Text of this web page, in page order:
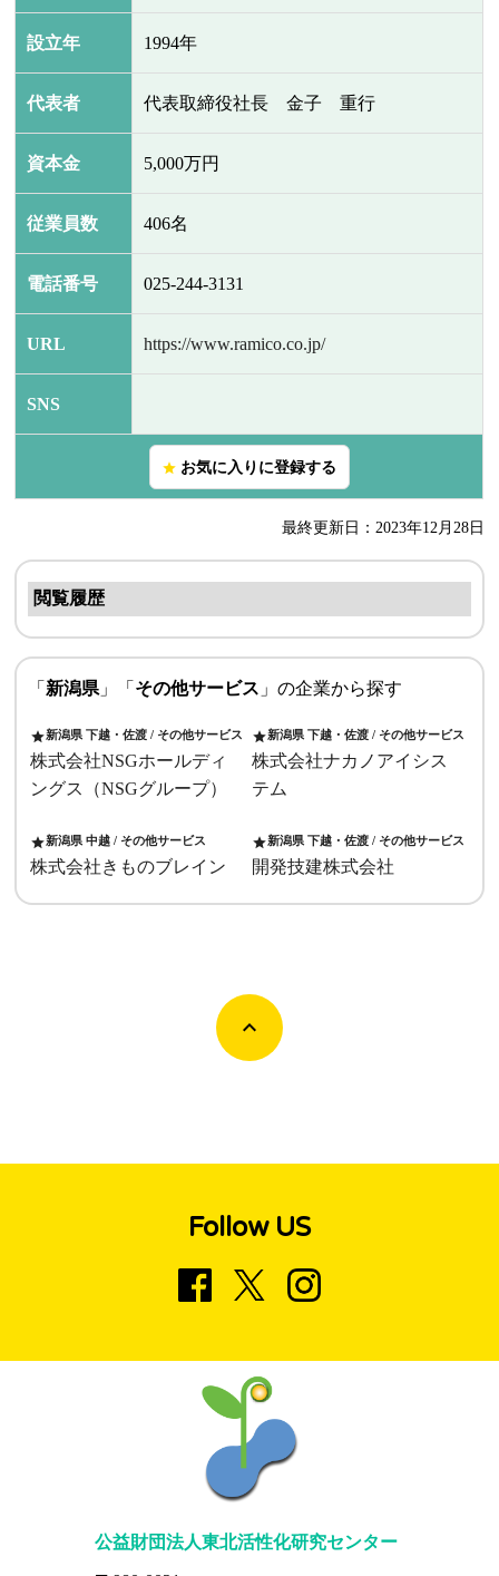
設立年 1994年
代表者 代表取締役社長 金子 重行
資本金 5,000万円
従業員数 406名
電話番号 025-244-3131
URL https://www.ramico.co.jp/
SNS
star お気に入りに登録する
最終更新日：2023年12月28日
閲覧履歴
「新潟県」「 その他サービス 」の企業から探す
star新潟県 下越・佐渡 / その他サービス
株式会社NSGホールディ
ングス（NSGグループ）
star新潟県 下越・佐渡 / その他サービス
株式会社ナカノアイシス
テム
star新潟県 中越 / その他サービス
株式会社きものブレイン
star新潟県 下越・佐渡 / その他サービス
開発技建株式会社
Follow US
公益財団法人東北活性化研究センター